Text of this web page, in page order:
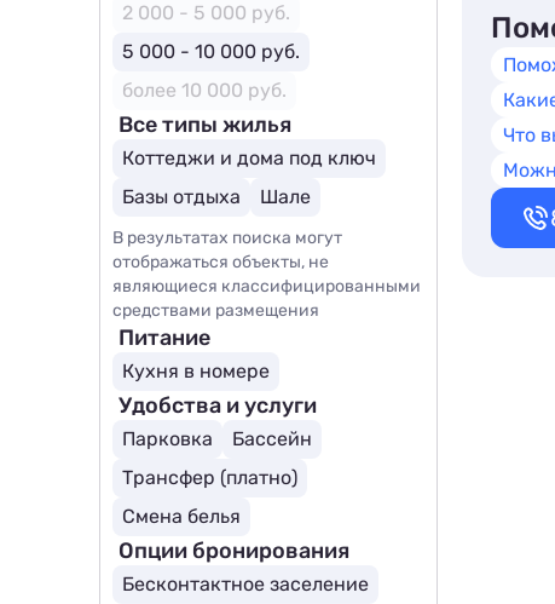
Что
2 000 - 5 000 руб.
5 000 - 10 000 руб.
более 10 000 руб.
Все типы жилья
Коттеджи и дома под ключ
Базы отдыха
Шале
В результатах поиска могут
отображаться объекты, не
являющиеся классифицированными
средствами размещения
Питание
Кухня в номере
Удобства и услуги
Парковка
Бассейн
Трансфер (платно)
Смена белья
Опции бронирования
Бесконтактное заселение